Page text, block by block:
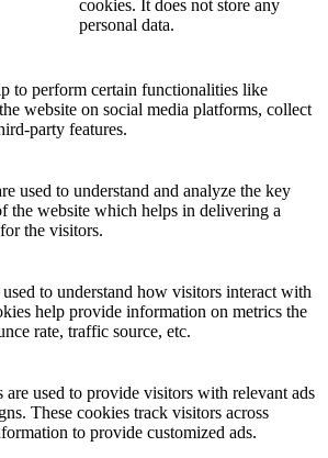
cookies. It does not store any
personal data.
to perform certain functionalities like
website on social media platforms, collect
party features.
used to understand and analyze the key
the website which helps in delivering a
the visitors.
to understand how visitors interact with
help provide information on metrics the
rate, traffic source, etc.
are used to provide visitors with relevant ads
These cookies track visitors across
to provide customized ads.